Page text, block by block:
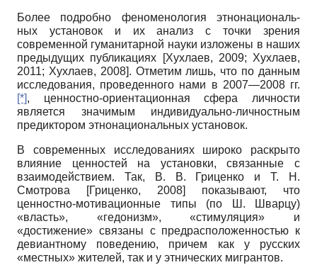
Более подробно феноменология этнонациональ-
ных установок и их анализ с точки зрения
современной гуманитарной науки изложены в наших
предыдущих публикациях
[Хухлаев, 2009; Хухлаев,
2011; Хухлаев, 2008]. Отметим лишь, что по данным
исследования, проведенного нами в 2007—2008 гг.
[*], ценностно-ориентационная сфера личности
является значимым индивидуально-личностным
предиктором этнонациональных установок.
В современных исследованиях широко раскрыто
влияние ценностей на установки, связанные с
взаимодействием. Так, В. В. Гриценко и Т. Н.
Смотрова
[Гриценко, 2008]
показывают, что
ценностно-мотивационные типы (по Ш. Шварцу)
«власть», «гедонизм», «стимуляция» и
«достижение» связаны с предрасположенностью к
девиантному поведению, причем как у русских
«местных» жителей, так и у этнических мигрантов.